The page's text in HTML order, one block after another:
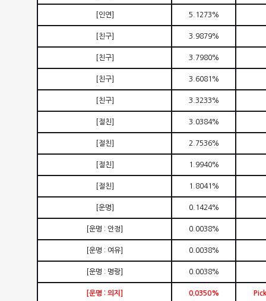
인연 5.1273%
친구] 3.9879%
친구] 3.7980%
친구] 3.6081%
친구] 3.3233%
절친 3.0384%
절친 2.7536%
절친 1.9940%
절친 1.8041%
운명 0.1424%
운명 : 안정 0.0038%
운명 : 여유 0.0038%
운명 : 명랑 0.0038%
운명 : 의지 0.0350%